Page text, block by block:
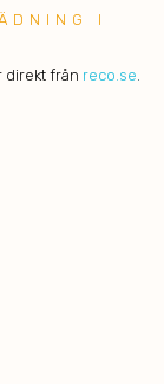
I
direkt från reco.se